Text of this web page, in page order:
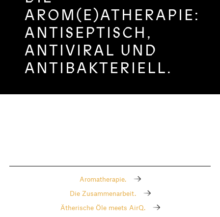
AROM(E)ATHERAPIE:
ANTISEPTISCH,
ANTIVIRAL UND
ANTIBAKTERIELL.
Aromatherapie.
Die Zusammenarbeit.
Ätherische Öle meets AirQ.